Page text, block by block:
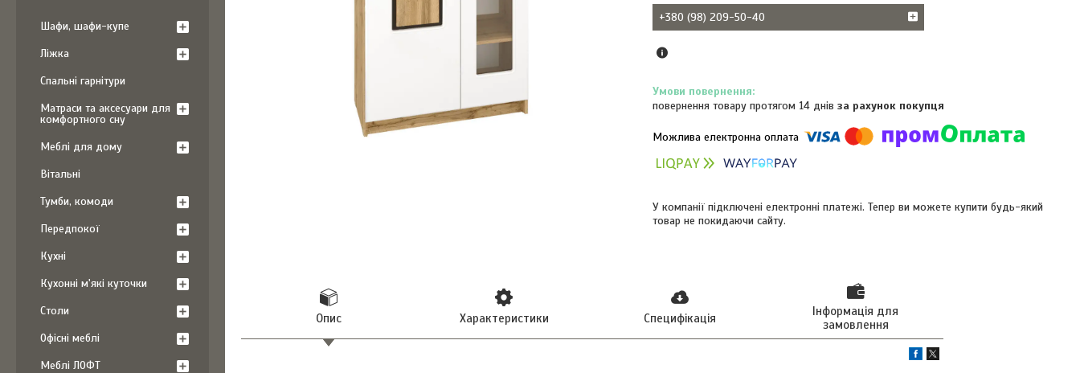
+380 (98) 209-50-40
повернення товару протягом 14 днів за рахунок покупця
У компанії підключені електронні платежі. Тепер ви можете купити будь-який
товар не покидаючи сайту.
Опис Характеристики Специфікація
Інформація для
замовлення
Шафи, шафи-купе
Ліжка
Спальні гарнітури
Матраси та аксесуари для
комфортного сну
Меблі для дому
Вітальні
Тумби, комоди
Передпокої
Кухні
Кухонні м'які куточки
Столи
Офісні меблі
Меблі ЛОФТ